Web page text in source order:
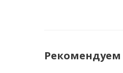
Рекомендуем